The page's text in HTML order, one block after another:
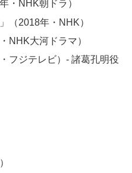
・NHK朝ドラ）
（2018年・NHK）
NHK大河ドラマ）
フジテレビ）- 諸葛孔明役